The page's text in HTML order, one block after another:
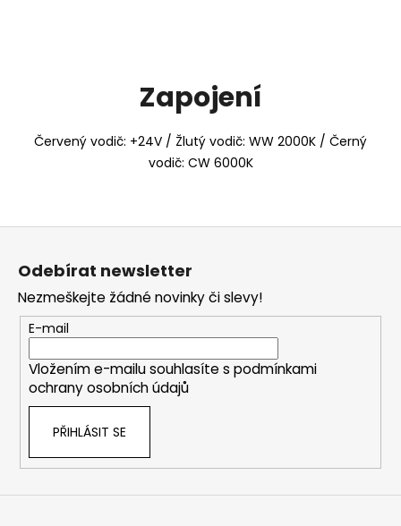
Zapojení
Červený vodič: +24V / Žlutý vodič: WW 2000K / Černý
vodič: CW 6000K
Z
Odebírat newsletter
Nezmeškejte žádné novinky či slevy!
E-mail
Vložením e-mailu souhlasíte s podmínkami
ochrany osobních údajů
PŘIHLÁSIT SE